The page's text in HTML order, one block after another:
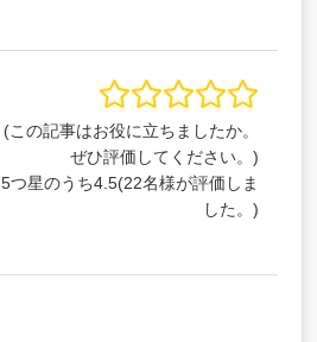
(この記事はお役に立ちましたか。
ぜひ評価してください。)
5つ星のうち4.5(22名様が評価しま
した。)